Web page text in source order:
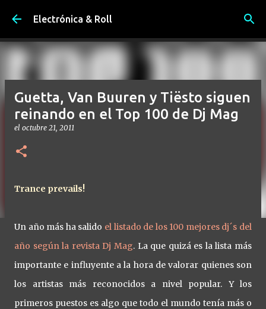
Ir al contenido principal
Electrónica & Roll
Guetta, Van Buuren y Tiësto siguen
reinando en el Top 100 de Dj Mag
el octubre 21, 2011
Trance prevails!
Un año más ha salido el listado de los 100 mejores dj´s del
año según la revista Dj Mag. La que quizá es la lista más
importante e influyente a la hora de valorar quienes son
los artistas más reconocidos a nivel popular. Y los
primeros puestos es algo que todo el mundo tenía más o